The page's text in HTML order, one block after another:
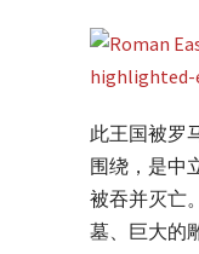
此王国被罗
围绕，是中
被吞并灭亡
墓、巨大的